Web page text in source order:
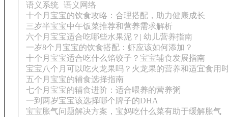
语义系统
语义网络
十个月宝宝的饮食攻略：合理搭配，助力健康成长
三岁半宝宝中午饭菜推荐和营养需求解析
六个月宝宝适合吃哪些水果泥？| 幼儿营养指南
一岁8个月宝宝的饮食搭配：虾应该如何添加？
十个月宝宝适合吃什么馅饺子？宝宝辅食发展指南
宝宝八个月可以吃火龙果吗？火龙果的营养和适宜食用
五个月宝宝的辅食选择指南
七个月宝宝的辅食进阶：适合喂养的营养粥
一到两岁宝宝该选择哪个牌子的DHA
宝宝胀气问题解决方案，宝妈吃什么菜有助于缓解胀气